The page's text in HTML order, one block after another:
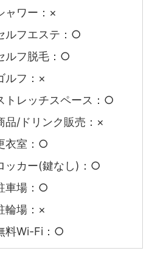
ャワー：×
ルフエステ：○
ルフ脱毛：○
ルフ：×
トレッチスペース：○
品/ドリンク販売：×
衣室：○
ッカー(鍵なし)：○
車場：○
輪場：×
料Wi-Fi：○